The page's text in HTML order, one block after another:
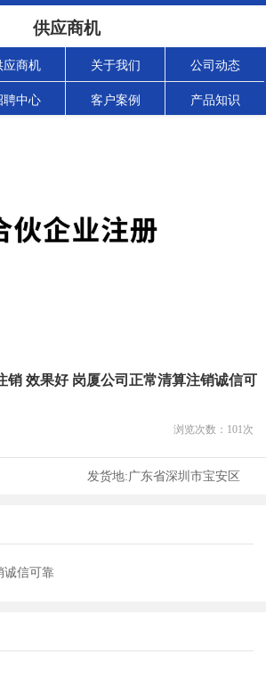
供应商机
应商机 关于我们 公司动态
聘中心 客户案例 产品知识
销 效果好 岗厦公司正常清算注销诚信可
浏览次数： 101次
发货地:广东省深圳市宝安区
诚信可靠